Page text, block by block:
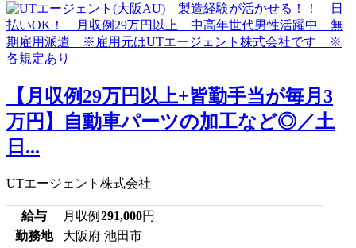
【月収例29万円以上+皆勤手当が毎月3
万円】自動車パーツの加工など◎／土
日...
UTエージェント株式会社
給与 月収例 291,000円
勤務地
大阪府 池田市